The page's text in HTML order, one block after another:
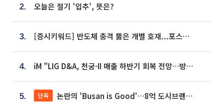
2. 오늘은 절기 '입추', 뜻은?
3. [증시키워드] 반도체 충격 뚫은 개별 호재...포스코퓨처엠·에코프로·한화솔루션 '눈길'
4. iM "LIG D&A, 천궁-II 매출 하반기 회복 전망…방산 톱픽 유지"
5. 단독 논란의 'Busan is Good'…8억 도시브랜드, 용산 대통령실 CI 업체가 수행